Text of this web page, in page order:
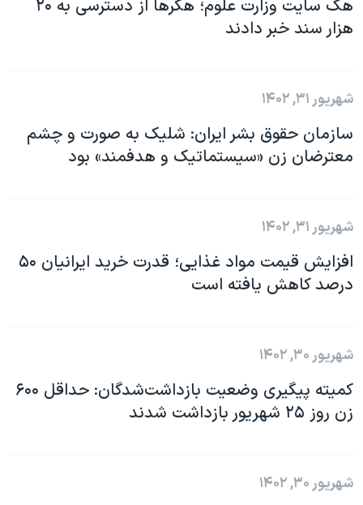
هک سایت وزارت علوم؛ هکرها از دسترسی به ۲۰
هزار سند خبر دادند
شهریور ۳۱, ۱۴۰۲
سازمان حقوق بشر ایران: شلیک به صورت و چشم
معترضان زن «سیستماتیک و هدفمند» بود
شهریور ۳۱, ۱۴۰۲
افزایش قیمت مواد غذایی؛ قدرت خرید ایرانیان ۵۰
درصد کاهش یافته است
شهریور ۳۰, ۱۴۰۲
کمیته پیگیری وضعیت بازداشت‌شدگان: حداقل ۶۰۰
زن روز ۲۵ شهریور بازداشت شدند
شهریور ۳۰, ۱۴۰۲